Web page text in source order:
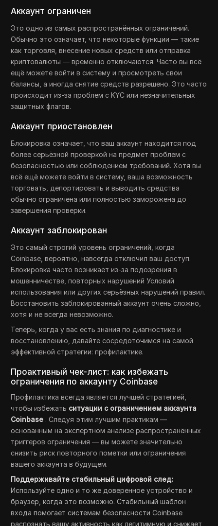
Аккаунт ограничен
Это одно из самых распространённых ограничений.
Обычно это означает, что некоторые функции — такие
как торговля, внесение новых средств или отправка
криптовалюты — временно отключаются. Часто вы всё
ещё можете войти в систему и просмотреть свои
балансы, а иногда снятие средств разрешено. Это часто
происходит из-за проблем с KYC или незначительных
защитных флагов.
Аккаунт приостановлен
Блокировка означает, что ваш аккаунт находится под
более серьёзной проверкой на предмет проблем с
безопасностью или соблюдением требований. Хотя вы
всё ещё можете войти в систему, ваша возможность
торговать, депортировать и выводить средства
обычно ограничена или полностью заморожена до
завершения проверки.
Аккаунт заблокирован
Это самый строгий уровень ограничений, когда
Coinbase, вероятно, навсегда отключил ваш доступ.
Блокировка часто возникает из-за подозрения в
мошенничестве, повторных нарушений Условий
использования или других серьёзных нарушений правил.
Восстановить заблокированный аккаунт очень сложно,
хотя и не всегда невозможно.
Теперь, когда у вас есть знания по диагностике и
восстановлению, давайте сосредоточимся на самой
эффективной стратегии: профилактике.
Проактивный чек-лист: как избежать
ограничения по аккаунту Coinbase
Профилактика всегда является лучшей стратегией,
чтобы избежать ситуации с ограничением аккаунта
Coinbase . Следуя этим лучшим практикам —
основанным на экспертном анализе распространённых
триггеров ограничения — вы можете значительно
снизить риск повторного пометки или ограничения
вашего аккаунта в будущем.
Поддерживайте стабильный цифровой след:
Используйте одно и то же доверенное устройство и
браузер, когда это возможно. Стабильный шаблон
входа помогает системам безопасности Coinbase
распознать вашу активность как легитимную и снижает